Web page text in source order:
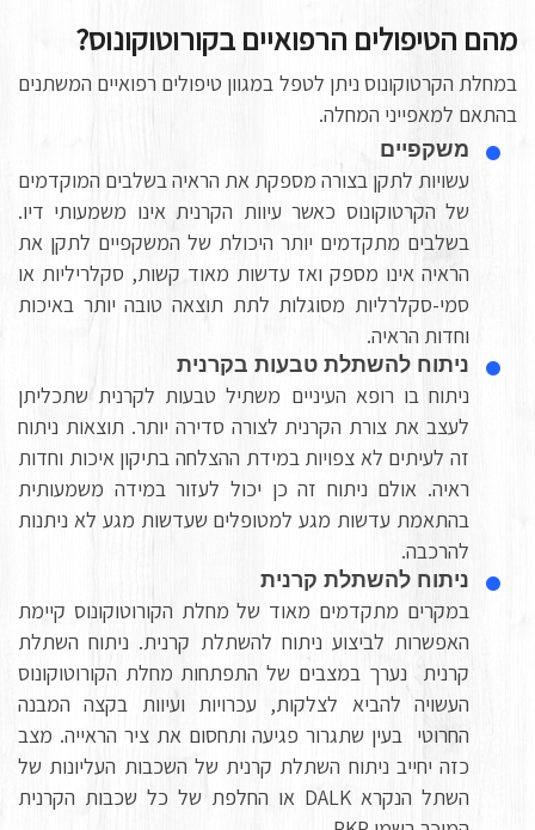
מהם הטיפולים הרפואיים בקורוטוקונוס?
במחלת הקרטוקונוס ניתן לטפל במגוון טיפולים רפואיים המשתנים
בהתאם למאפייני המחלה.
משקפיים
עשויות לתקן בצורה מספקת את הראיה בשלבים המוקדמים
של הקרטוקונוס כאשר עיוות הקרנית אינו משמעותי דיו.
בשלבים מתקדמים יותר היכולת של המשקפיים לתקן את
הראיה אינו מספק ואז עדשות מאוד קשות, סקלריליות או
סמי-סקלרליות מסוגלות לתת תוצאה טובה יותר באיכות
וחדות הראיה.
ניתוח להשתלת טבעות בקרנית
ניתוח בו רופא העיניים משתיל טבעות לקרנית שתכליתן
לעצב את צורת הקרנית לצורה סדירה יותר. תוצאות ניתוח
זה לעיתים לא צפויות במידת ההצלחה בתיקון איכות וחדות
ראיה. אולם ניתוח זה כן יכול לעזור במידה משמעותית
בהתאמת עדשות מגע למטופלים שעדשות מגע לא ניתנות
להרכבה.
ניתוח להשתלת קרנית
במקרים מתקדמים מאוד של מחלת הקורוטוקונוס קיימת
האפשרות לביצוע ניתוח להשתלת קרנית. ניתוח השתלת
קרנית נערך במצבים של התפתחות מחלת הקורוטוקונוס
העשויה להביא לצלקות, עכרויות ועיוות בקצה המבנה
החרוטי בעין שתגרור פגיעה ותחסום את ציר הראייה. מצב
כזה יחייב ניתוח השתלת קרנית של השכבות העליונות של
השתל הנקרא DALK או החלפת של כל שכבות הקרנית